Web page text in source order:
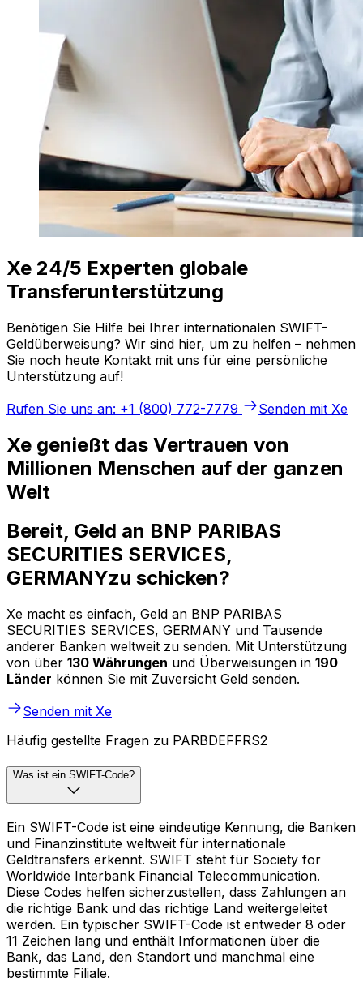
Xe 24/5 Experten globale
Transferunterstützung
Benötigen Sie Hilfe bei Ihrer internationalen SWIFT-
Geldüberweisung? Wir sind hier, um zu helfen – nehmen
Sie noch heute Kontakt mit uns für eine persönliche
Unterstützung auf!
Rufen Sie uns an: +1 (800) 772-7779
Senden mit Xe
Xe genießt das Vertrauen von
Millionen Menschen auf der ganzen
Welt
Bereit, Geld an BNP PARIBAS
SECURITIES SERVICES,
GERMANYzu schicken?
Xe macht es einfach, Geld an BNP PARIBAS
SECURITIES SERVICES, GERMANY und Tausende
anderer Banken weltweit zu senden. Mit Unterstützung
von über 130 Währungen und Überweisungen in 190
Länder können Sie mit Zuversicht Geld senden.
Senden mit Xe
Häufig gestellte Fragen zu PARBDEFFRS2
Was ist ein SWIFT-Code?
Ein SWIFT-Code ist eine eindeutige Kennung, die Banken
und Finanzinstitute weltweit für internationale
Geldtransfers erkennt. SWIFT steht für Society for
Worldwide Interbank Financial Telecommunication.
Diese Codes helfen sicherzustellen, dass Zahlungen an
die richtige Bank und das richtige Land weitergeleitet
werden. Ein typischer SWIFT-Code ist entweder 8 oder
11 Zeichen lang und enthält Informationen über die
Bank, das Land, den Standort und manchmal eine
bestimmte Filiale.